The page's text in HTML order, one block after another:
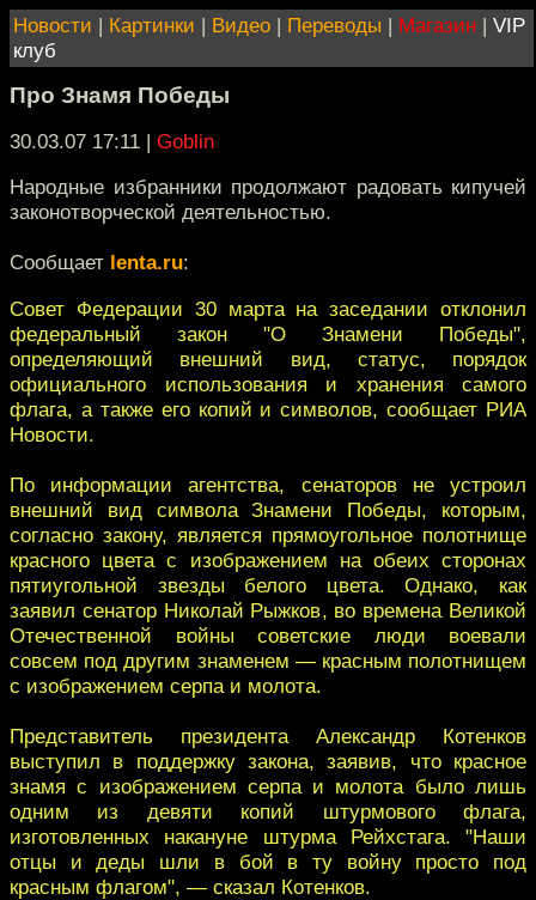
Новости | Картинки | Видео | Переводы | Магазин | VIP
клуб
Про Знамя Победы
30.03.07 17:11 | Goblin
Народные избранники продолжают радовать кипучей
законотворческой деятельностью.
Сообщает lenta.ru:
Совет Федерации 30 марта на заседании отклонил
федеральный закон "О Знамени Победы",
определяющий внешний вид, статус, порядок
официального использования и хранения самого
флага, а также его копий и символов, сообщает РИА
Новости.
По информации агентства, сенаторов не устроил
внешний вид символа Знамени Победы, которым,
согласно закону, является прямоугольное полотнище
красного цвета с изображением на обеих сторонах
пятиугольной звезды белого цвета. Однако, как
заявил сенатор Николай Рыжков, во времена Великой
Отечественной войны советские люди воевали
совсем под другим знаменем — красным полотнищем
с изображением серпа и молота.
Представитель президента Александр Котенков
выступил в поддержку закона, заявив, что красное
знамя с изображением серпа и молота было лишь
одним из девяти копий штурмового флага,
изготовленных накануне штурма Рейхстага. "Наши
отцы и деды шли в бой в ту войну просто под
красным флагом", — сказал Котенков.